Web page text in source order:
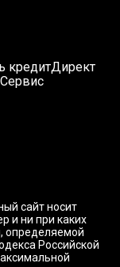
кредитДирект
Сервис
сайт носит
и ни при каких
определяемой
Российской